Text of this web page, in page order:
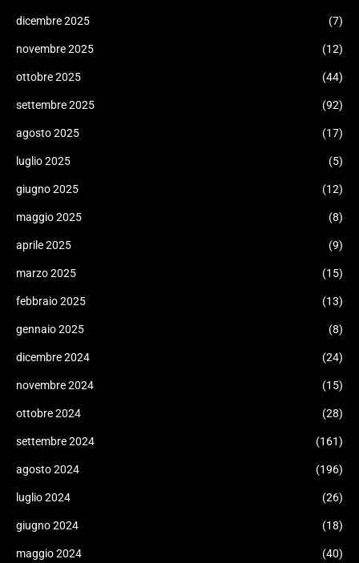
dicembre 2025 (7)
novembre 2025 (12)
ottobre 2025 (44)
settembre 2025 (92)
agosto 2025 (17)
luglio 2025 (5)
giugno 2025 (12)
maggio 2025 (8)
aprile 2025 (9)
marzo 2025 (15)
febbraio 2025 (13)
gennaio 2025 (8)
dicembre 2024 (24)
novembre 2024 (15)
ottobre 2024 (28)
settembre 2024 (161)
agosto 2024 (196)
luglio 2024 (26)
giugno 2024 (18)
maggio 2024 (40)